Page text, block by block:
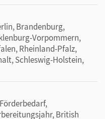
Brandenburg,
Vorpommern,
Rheinland-Pfalz,
Schleswig-Holstein,
British